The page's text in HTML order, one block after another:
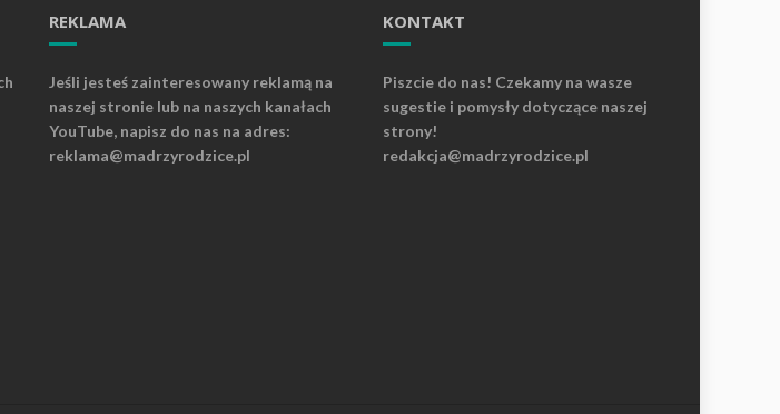
REKLAMA
Jeśli jesteś zainteresowany reklamą na
naszej stronie lub na naszych kanałach
YouTube, napisz do nas na adres:
reklama@madrzyrodzice.pl
KONTAKT
Piszcie do nas! Czekamy na wasze
sugestie i pomysły dotyczące naszej
strony!
redakcja@madrzyrodzice.pl